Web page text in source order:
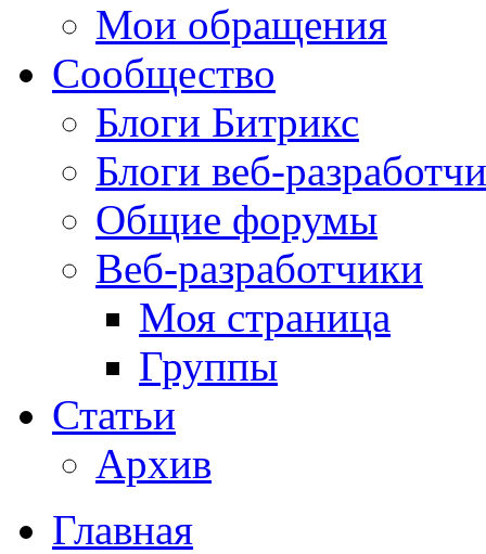
Мои обращения
Сообщество
Блоги Битрикс
Блоги веб-
Общие форумы
Веб-разработчики
Моя страница
Группы
Статьи
Архив
Главная